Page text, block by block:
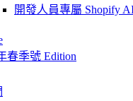
開發人員專屬 Shopify
春季號 Edition